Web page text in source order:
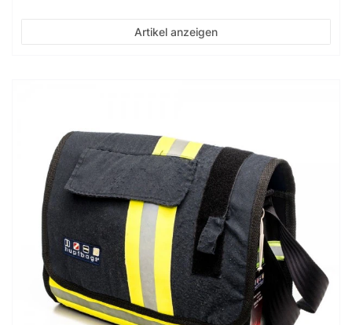
Artikel anzeigen